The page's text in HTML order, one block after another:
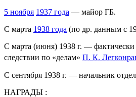
5 ноября 1937 года — майор ГБ.
С марта 1938 года (по др. данным с
С марта (июня) 1938 г. —
следствии по «делам» П. К.
С сентября 1938 г. — начальник
НАГРАДЫ :